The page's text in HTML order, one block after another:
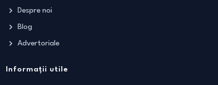
Despre noi
Blog
Advertoriale
Informații utile